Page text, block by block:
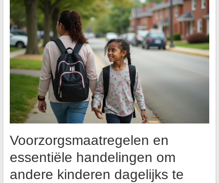
Voorzorgsmaatregelen en
essentiële handelingen om
andere kinderen dagelijks te